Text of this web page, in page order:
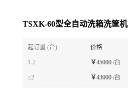
TSXK-60型全自动洗箱洗筐机
起订量 (台) 价格
1-2 ￥45000 /台
≥2 ￥43000 /台